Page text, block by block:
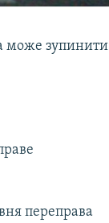
може зупинити
переправа